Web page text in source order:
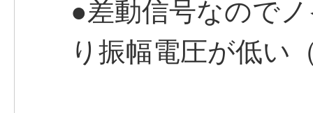
●差動信号なので
り振幅電圧が低い